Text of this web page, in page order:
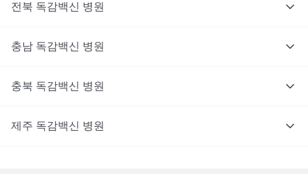
전북 독감백신 병원
충남 독감백신 병원
충북 독감백신 병원
제주 독감백신 병원